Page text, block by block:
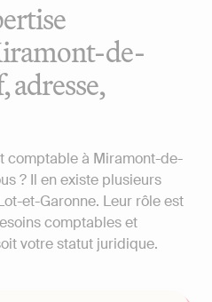
de-
adresse,
comptable à Miramont-de-
? Il en existe plusieurs
et-Garonne. Leur rôle est
comptables et
votre statut juridique.